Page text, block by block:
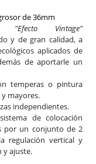
de 36mm
"Efecto Vintage"
y de gran calidad, a
aplicados de
de aportarle un
temperas o pintura
mayores.
independientes.
de colocación
por un conjunto de 2
regulación vertical y
y ajuste.